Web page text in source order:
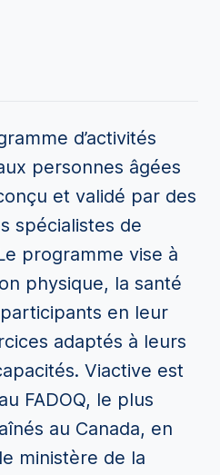
d’activités
personnes âgées
et validé par des
spécialistes de
programme vise à
physique, la santé
en leur
adaptés à leurs
Viactive est
FADOQ, le plus
au Canada, en
ministère de la